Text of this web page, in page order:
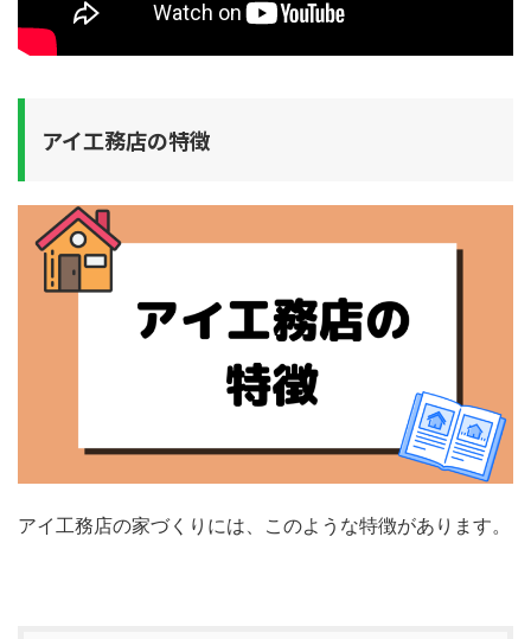
アイ工務店の特徴
アイ工務店の家づくりには、このような特徴があります。